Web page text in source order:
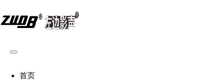
首页